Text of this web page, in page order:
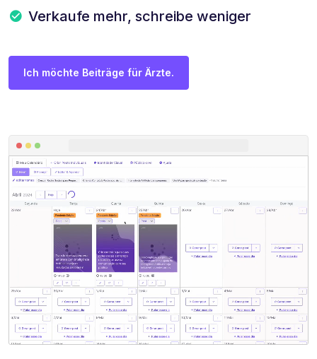
Verkaufe mehr, schreibe weniger
Ich möchte Beiträge für Ärzte.